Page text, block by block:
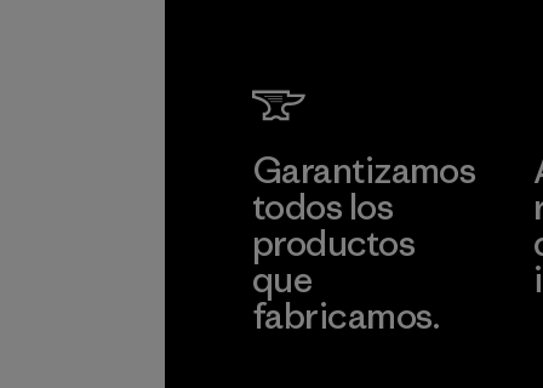
Garantizamos
todos los
productos
que
fabricamos.